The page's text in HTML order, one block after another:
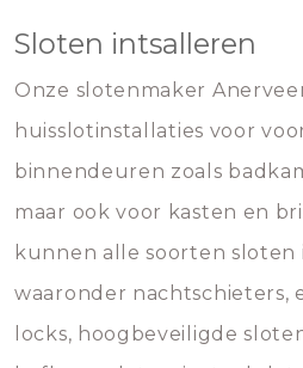
Sloten intsalleren
Onze slotenmaker
huisslotinstallaties voor
binnendeuren zoals
maar ook voor kasten en
kunnen alle soorten sloten
waaronder nachtschieters,
locks, hoogbeveiligde